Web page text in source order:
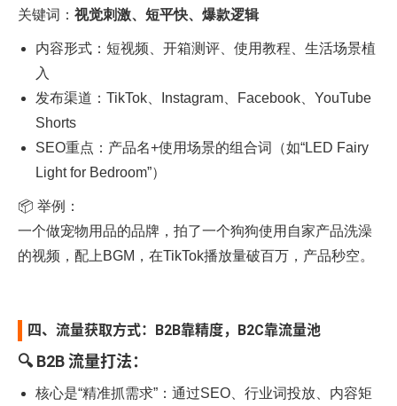
关键词： 视觉刺激、短平快、爆款逻辑
内容形式：短视频、开箱测评、使用教程、生活场景植
入
发布渠道：TikTok、Instagram、Facebook、YouTube
Shorts
SEO重点：产品名+使用场景的组合词（如“LED Fairy
Light for Bedroom”）
📦 举例：
一个做宠物用品的品牌，拍了一个狗狗使用自家产品洗澡
的视频，配上BGM，在TikTok播放量破百万，产品秒空。
四、流量获取方式：B2B靠精度，B2C靠流量池
🔍 B2B 流量打法：
核心是“精准抓需求”：通过SEO、行业词投放、内容矩